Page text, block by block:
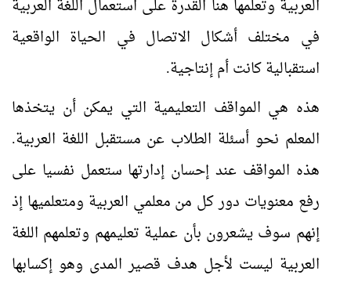
العربية وتعلمها هنا القدرة على استعمال اللغة العربية
في مختلف أشكال الاتصال في الحياة الواقعية
استقبالية كانت أم إنتاجية.
هذه هي المواقف التعليمية التي يمكن أن يتخذها
المعلم نحو أسئلة الطلاب عن مستقبل اللغة العربية.
هذه المواقف عند إحسان إدارتها ستعمل نفسيا على
رفع معنويات دور كل من معلمي العربية ومتعلميها إذ
إنهم سوف يشعرون بأن عملية تعليمهم وتعلمهم اللغة
العربية ليست لأجل هدف قصير المدى وهو إكسابها